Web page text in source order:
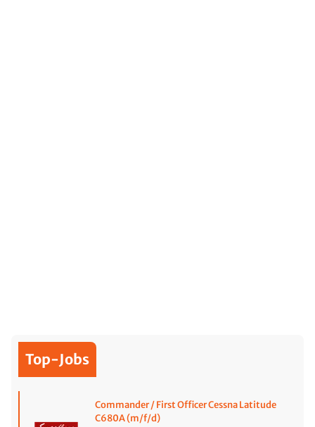
Top-Jobs
Commander / First Officer Cessna Latitude
C680A (m/f/d)